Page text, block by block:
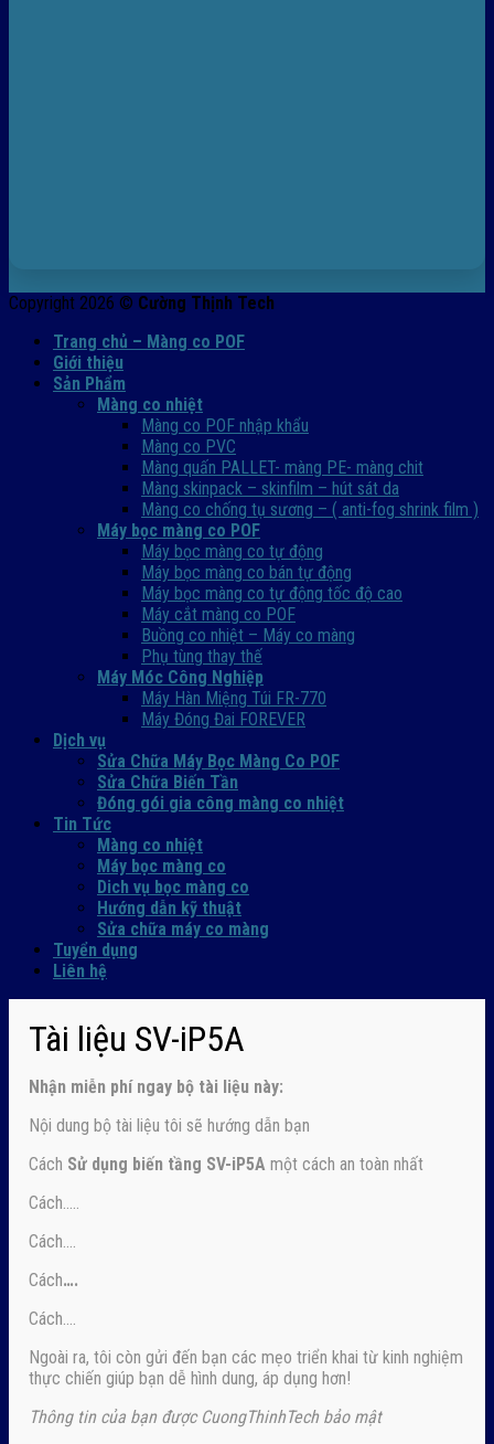
Copyright 2026 © Cường Thịnh Tech
Trang chủ – Màng co POF
Giới thiệu
Sản Phẩm
Màng co nhiệt
Màng co POF nhập khẩu
Màng co PVC
Màng quấn PALLET- màng PE- màng chit
Màng skinpack – skinfilm – hút sát da
Màng co chống tụ sương – ( anti-fog shrink film )
Máy bọc màng co POF
Máy bọc màng co tự động
Máy bọc màng co bán tự động
Máy bọc màng co tự động tốc độ cao
Máy cắt màng co POF
Buồng co nhiệt – Máy co màng
Phụ tùng thay thế
Máy Móc Công Nghiệp
Máy Hàn Miệng Túi FR-770
Máy Đóng Đai FOREVER
Dịch vụ
Sửa Chữa Máy Bọc Màng Co POF
Sửa Chữa Biến Tần
Đóng gói gia công màng co nhiệt
Tin Tức
Màng co nhiệt
Máy bọc màng co
Dich vụ bọc màng co
Hướng dẫn kỹ thuật
Sửa chữa máy co màng
Tuyển dụng
Liên hệ
Tài liệu SV-iP5A
Nhận miễn phí ngay bộ tài liệu này:
Nội dung bộ tài liệu tôi sẽ hướng dẫn bạn
Cách Sử dụng biến tầng SV-iP5A một cách an toàn nhất
Cách…..
Cách….
Cách….
Cách….
Ngoài ra, tôi còn gửi đến bạn các mẹo triển khai từ kinh nghiệm
thực chiến giúp bạn dễ hình dung, áp dụng hơn!
Thông tin của bạn được CuongThinhTech bảo mật